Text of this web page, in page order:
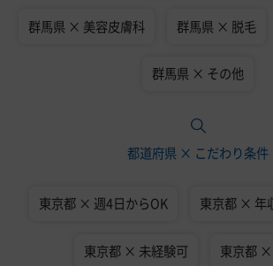
群馬県 × 美容皮膚科 群馬県 × 脱毛
群馬県 × その他
都道府県 × こだわり条件
東京都 × 週4日からOK 東京都 × 年
東京都 × 未経験可 東京都